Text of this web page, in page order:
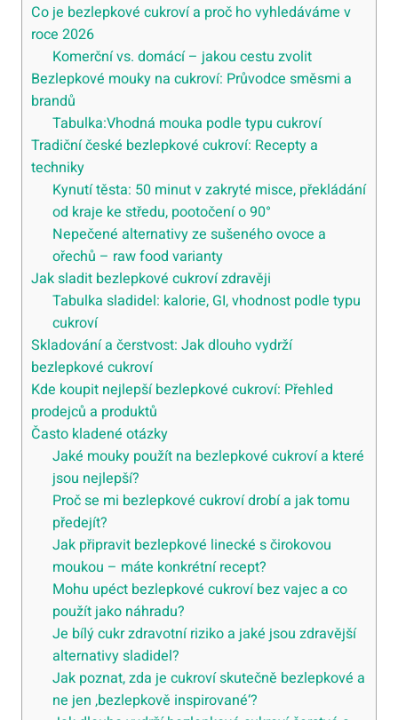
Co je bezlepkové cukroví a proč ho vyhledáváme v
roce 2026
Komerční vs. domácí – jakou cestu zvolit
Bezlepkové mouky na cukroví: Průvodce směsmi a
brandů
Tabulka:Vhodná mouka podle typu cukroví
Tradiční české bezlepkové cukroví: Recepty a
techniky
Kynutí těsta: 50 minut v zakryté misce, překládání
od kraje ke středu, pootočení o 90°
Nepečené alternativy ze sušeného ovoce a
ořechů – raw food varianty
Jak sladit bezlepkové cukroví zdravěji
Tabulka sladidel: kalorie, GI, vhodnost podle typu
cukroví
Skladování a čerstvost: Jak dlouho vydrží
bezlepkové cukroví
Kde koupit nejlepší bezlepkové cukroví: Přehled
prodejců a produktů
Často kladené otázky
Jaké mouky použít na bezlepkové cukroví a které
jsou nejlepší?
Proč se mi bezlepkové cukroví drobí a jak tomu
předejít?
Jak připravit bezlepkové linecké s čirokovou
moukou – máte konkrétní recept?
Mohu upéct bezlepkové cukroví bez vajec a co
použít jako náhradu?
Je bílý cukr zdravotní riziko a jaké jsou zdravější
alternativy sladidel?
Jak poznat, zda je cukroví skutečně bezlepkové a
ne jen ‚bezlepkově inspirované‘?